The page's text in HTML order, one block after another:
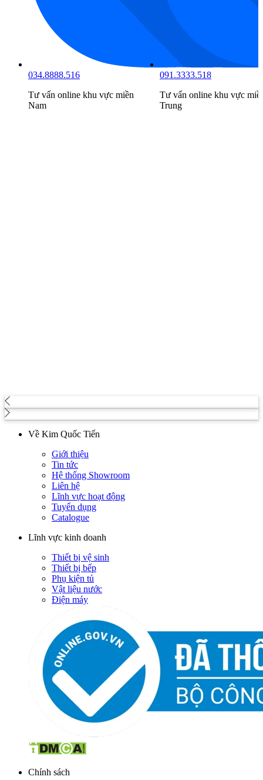
034.8888.516
Tư vấn online khu vực miền
Nam
091.3333.518
Tư vấn online khu vực
Trung
Về Kim Quốc Tiến
Giới thiệu
Tin tức
Hệ thống Showroom
Liên hệ
Lĩnh vực hoạt động
Tuyển dụng
Catalogue
Lĩnh vực kinh doanh
Thiết bị vệ sinh
Thiết bị bếp
Phụ kiện tủ
Vật liệu nước
Điện máy
Chính sách